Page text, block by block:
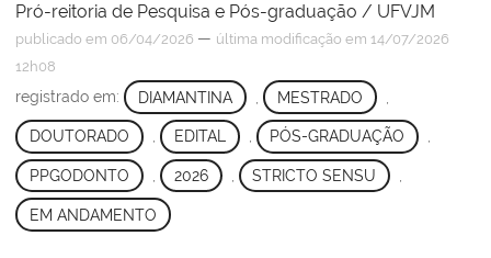
Pró-reitoria de Pesquisa e Pós-graduação / UFVJM
publicado em 06/04/2026 — última modificação em 14/07/2026
12h08
registrado em: DIAMANTINA MESTRADO
DOUTORADO , EDITAL , PÓS-GRADUAÇÃO ,
PPGODONTO 2026 STRICTO SENSU
EM ANDAMENTO